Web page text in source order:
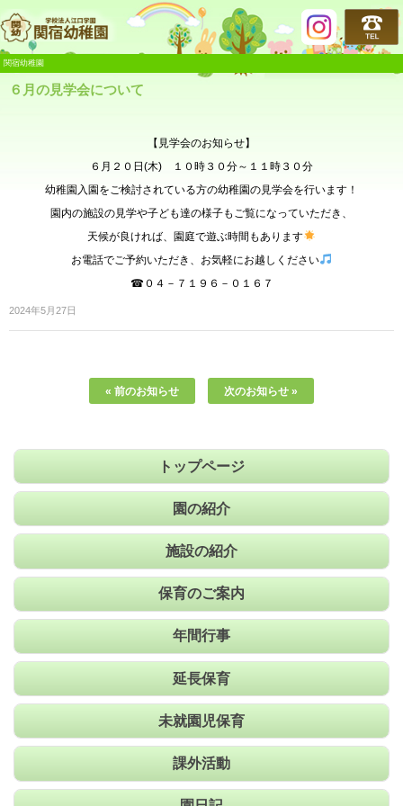
関宿幼稚園
関宿幼稚園
６月の見学会について
【見学会のお知らせ】
６月２０日(木) １０時３０分～１１時３０分
幼稚園入園をご検討されている方の幼稚園の見学会を行います！
園内の施設の見学や子ども達の様子もご覧になっていただき、
天候が良ければ、園庭で遊ぶ時間もあります
お電話でご予約いただき、お気軽にお越しください
☎０４－７１９６－０１６７
2024年5月27日
« 前のお知らせ 次のお知らせ »
トップページ
園の紹介
施設の紹介
保育のご案内
年間行事
延長保育
未就園児保育
課外活動